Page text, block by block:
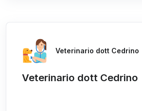
Veterinario dott Cedrino
Veterinario dott Cedrino